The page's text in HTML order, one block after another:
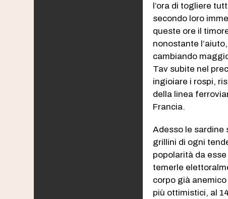
l’ora di togliere
secondo loro
queste ore il
nonostante
cambiando
Tav subite nel
ingioiare i rospi,
della linea
Francia.
Adesso le sardine
grillini di ogni
popolarità da
temerle
corpo già
più ottimistici, al